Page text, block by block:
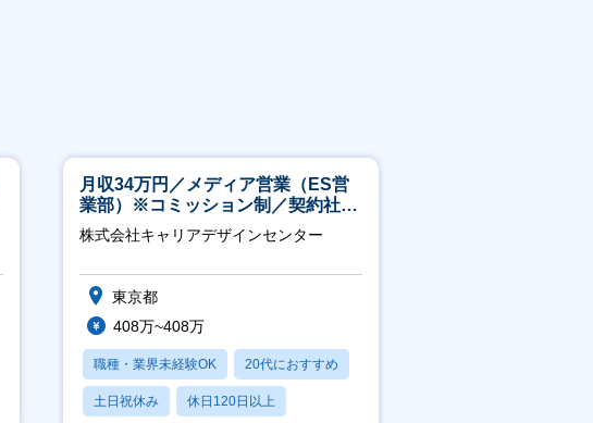
月収34万円／メディア営業（ES営
業部）※コミッション制／契約社員
※4年目以降無期化
株式会社キャリアデザインセンター
東京都
408万~408万
職種・業界未経験OK 20代におすすめ
土日祝休み 休日120日以上